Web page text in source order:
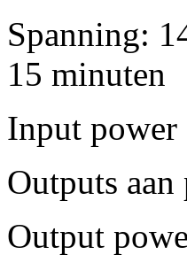
Spanning:
15 minuten
Input
Outputs
Output